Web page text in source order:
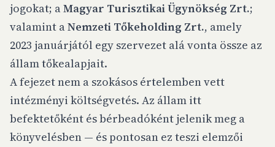
jogokat; aMagyar Turisztikai Ügynökség Zrt.;
valamint aNemzeti Tőkeholding Zrt., amely
2023 januárjától egy szervezet alá vonta össze az
állam tőkealapjait.
A fejezet nem a szokásos értelemben vett
intézményi költségvetés. Az állam itt
befektetőként és bérbeadóként jelenik meg a
könyvelésben — és pontosan ez teszi elemzői